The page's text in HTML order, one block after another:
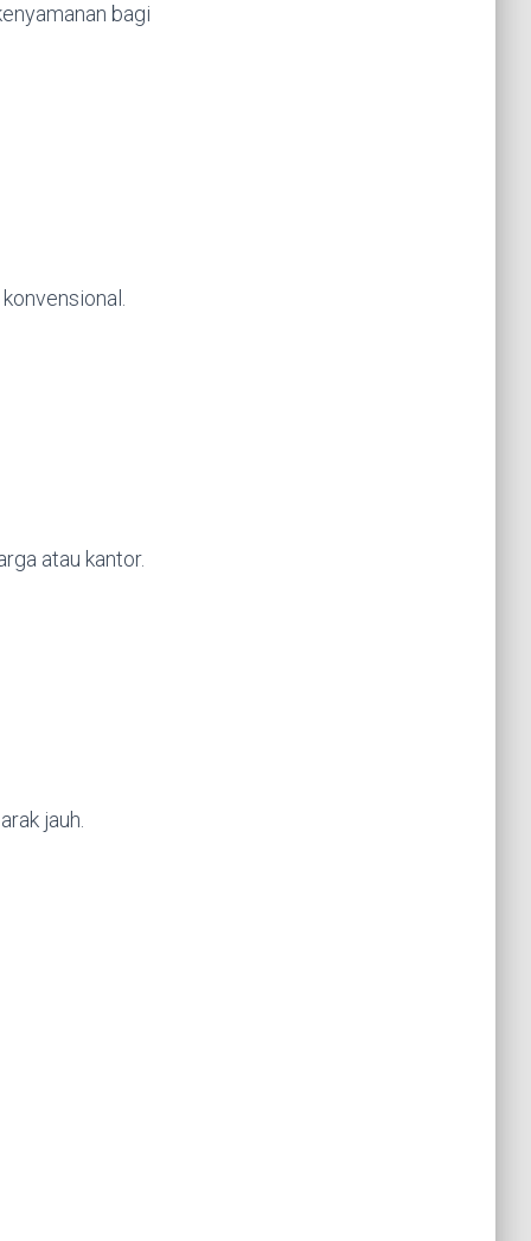
bagi
atau kantor.
jauh.